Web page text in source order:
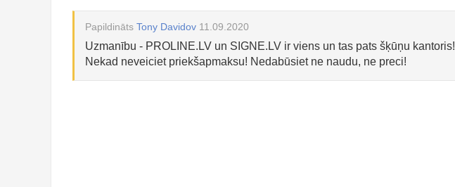
Papildināts Tony Davidov 11.09.2020
Uzmanību - PROLINE.LV un SIGNE.LV ir viens un tas pats šķūņu kantoris!
Nekad neveiciet priekšapmaksu! Nedabūsiet ne naudu, ne preci!